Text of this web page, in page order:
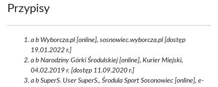
Przypisy
a b Wyborcza.pl [online], sosnowiec.wyborcza.pl [dostęp
19.01.2022 r.]
a b Narodziny Górki Środulskiej [online], Kurier Miejski,
04.02.2019 r. [dostęp 11.09.2020 r.]
a b SuperS. User SuperS., Środula Sport Sosonowiec [online], e-